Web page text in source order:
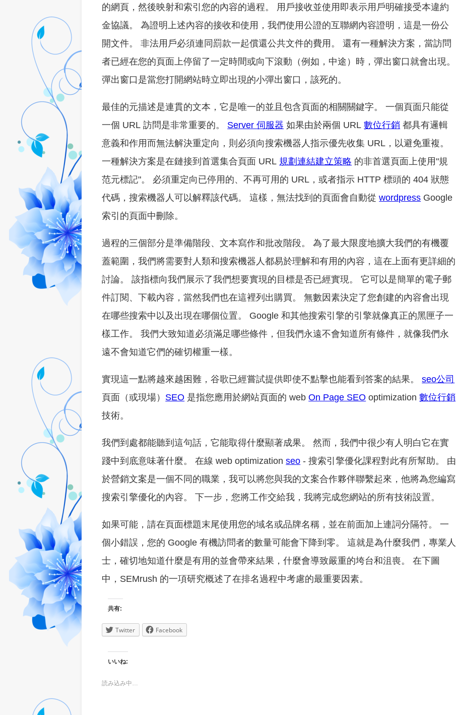
的網頁，然後映射和索引您的內容的過程。 用戶接收並使用即表示用戶明確接受本違約
金協議。 為證明上述內容的接收和使用，我們使用公證的互聯網內容證明，這是一份公
開文件。 非法用戶必須連同罰款一起償還公共文件的費用。 還有一種解決方案，當訪問
者已經在您的頁面上停留了一定時間或向下滾動（例如，中途）時，彈出窗口就會出現。
彈出窗口是當您打開網站時立即出現的小彈出窗口，該死的。
最佳的元描述是連貫的文本，它是唯一的並且包含頁面的相關關鍵字。 一個頁面只能從
一個 URL 訪問是非常重要的。 Server 伺服器 如果由於兩個 URL數位行銷 都具有邏輯
意義和作用而無法解決重定向，則必須向搜索機器人指示優先收集 URL，以避免重複。
一種解決方案是在鏈接到首選集合頁面 URL 規劃連結建立策略 的非首選頁面上使用"規
范元標記"。 必須重定向已停用的、不再可用的 URL，或者指示 HTTP 標頭的 404 狀態
代碼，搜索機器人可以解釋該代碼。 這樣，無法找到的頁面會自動從wordpress Google
索引的頁面中刪除。
過程的三個部分是準備階段、文本寫作和批改階段。 為了最大限度地擴大我們的有機覆
蓋範圍，我們將需要對人類和搜索機器人都易於理解和有用的內容，這在上面有更詳細的
討論。 該指標向我們展示了我們想要實現的目標是否已經實現。 它可以是簡單的電子郵
件訂閱、下載內容，當然我們也在這裡列出購買。 無數因素決定了您創建的內容會出現
在哪些搜索中以及出現在哪個位置。 Google 和其他搜索引擎的引擎就像真正的黑匣子一
樣工作。 我們大致知道必須滿足哪些條件，但我們永遠不會知道所有條件，就像我們永
遠不會知道它們的確切權重一樣。
實現這一點將越來越困難，谷歌已經嘗試提供即使不點擊也能看到答案的結果。seo公司
頁面（或現場） SEO 是指您應用於網站頁面的 webOn Page SEO optimization數位行銷
技術。
我們到處都能聽到這句話，它能取得什麼顯著成果。 然而，我們中很少有人明白它在實
踐中到底意味著什麼。 在線 web optimizationseo - 搜索引擎優化課程對此有所幫助。 由
於營銷文案是一個不同的職業，我可以將您與我的文案合作夥伴聯繫起來，他將為您編寫
搜索引擎優化的內容。 下一步，您將工作交給我，我將完成您網站的所有技術設置。
如果可能，請在頁面標題末尾使用您的域名或品牌名稱，並在前面加上連詞分隔符。 一
個小錯誤，您的 Google 有機訪問者的數量可能會下降到零。 這就是為什麼我們，專業人
士，確切地知道什麼是有用的並會帶來結果，什麼會導致嚴重的垮台和沮喪。 在下圖
中，SEMrush 的一項研究概述了在排名過程中考慮的最重要因素。
共有:
Twitter Facebook
いいね:
読み込み中…